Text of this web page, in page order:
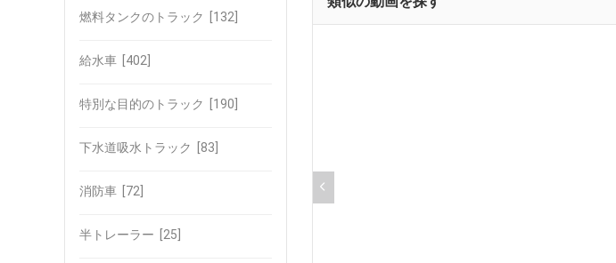
燃料タンクのトラック [132]
給水車 [402]
特別な目的のトラック [190]
下水道吸水トラック [83]
消防車 [72]
半トレーラー [25]